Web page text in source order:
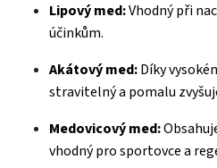
Lipový med:Vhodný při
účinkům.
Akátový med:Díky
stravitelný a pomalu
Medovicový med:
vhodný pro sportovce a